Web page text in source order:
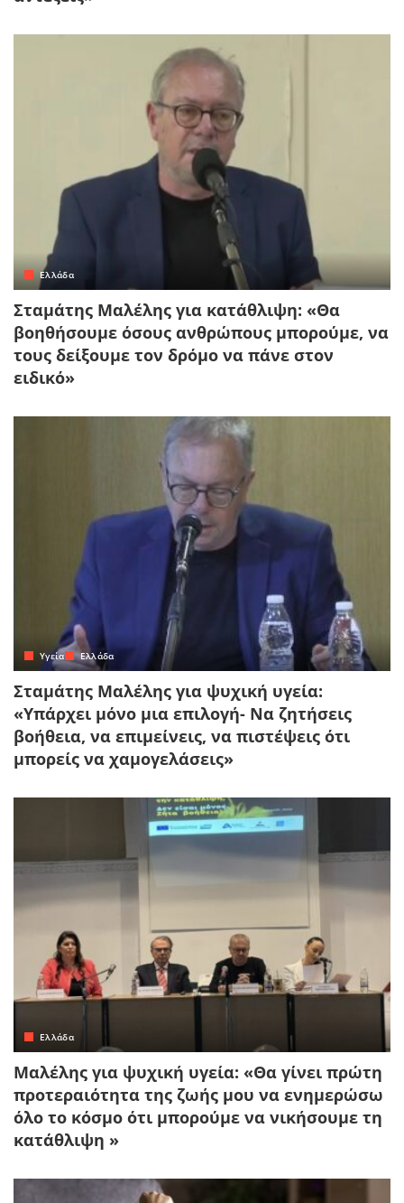
Ελλάδα
Σταμάτης Μαλέλης για κατάθλιψη: «Θα
βοηθήσουμε όσους ανθρώπους μπορούμε, να
τους δείξουμε τον δρόμο να πάνε στον
ειδικό»
Yγεία Ελλάδα
Σταμάτης Μαλέλης για ψυχική υγεία:
«Υπάρχει μόνο μια επιλογή- Να ζητήσεις
βοήθεια, να επιμείνεις, να πιστέψεις ότι
μπορείς να χαμογελάσεις»
Ελλάδα
Μαλέλης για ψυχική υγεία: «Θα γίνει πρώτη
προτεραιότητα της ζωής μου να ενημερώσω
όλο το κόσμο ότι μπορούμε να νικήσουμε τη
κατάθλιψη »